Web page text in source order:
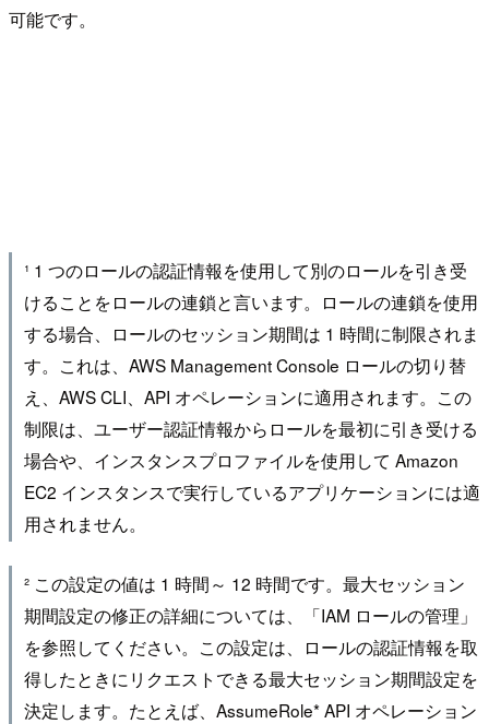
可能です。
¹ 1 つのロールの認証情報を使用して別のロールを引き受
けることをロールの連鎖と言います。ロールの連鎖を使用
する場合、ロールのセッション期間は 1 時間に制限されま
す。これは、AWS Management Console ロールの切り替
え、AWS CLI、API オペレーションに適用されます。この
制限は、ユーザー認証情報からロールを最初に引き受ける
場合や、インスタンスプロファイルを使用して Amazon
EC2 インスタンスで実行しているアプリケーションには適
用されません。
² この設定の値は 1 時間～ 12 時間です。最大セッション
期間設定の修正の詳細については、「IAM ロールの管理」
を参照してください。この設定は、ロールの認証情報を取
得したときにリクエストできる最大セッション期間設定を
決定します。たとえば、AssumeRole* API オペレーション